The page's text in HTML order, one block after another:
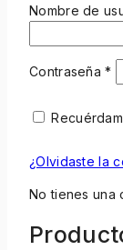
Nombre de
Contraseña*
¿Olvidaste la
No tienes una